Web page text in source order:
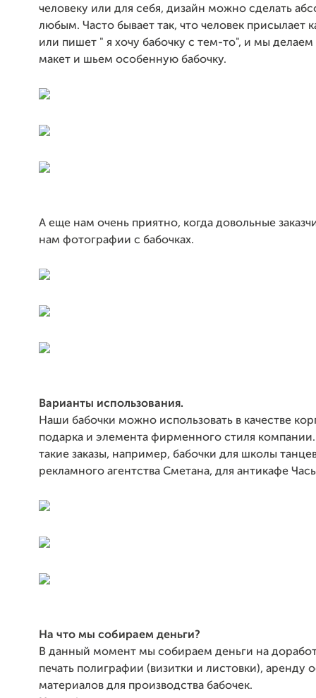
человеку или для себя, дизайн можно сделать
любым. Часто бывает так, что человек присылает
или пишет " я хочу бабочку с тем-то", и мы делаем
макет и шьем особенную бабочку.
А еще нам очень приятно, когда довольные
нам фотографии с бабочках.
Варианты использования.
Наши бабочки можно использовать в качестве
подарка и элемента фирменного стиля
такие заказы, например, бабочки для школы
рекламного агентства Сметана, для антикафе
На что мы собираем деньги?
В данный момент мы собираем деньги на
печать полиграфии (визитки и листовки), аренду
материалов для производства бабочек.